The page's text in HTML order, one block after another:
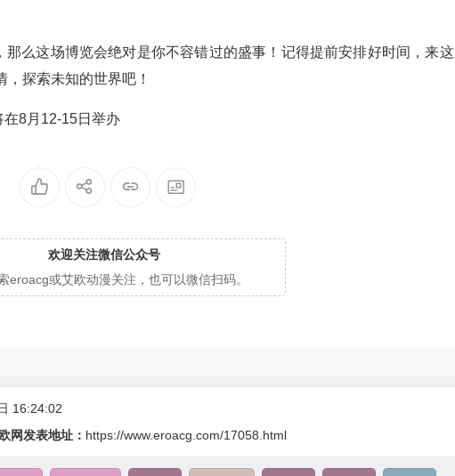
么这场博览会绝对是你不容错过的盛事！记得提前安排好时间，来这
探索未知的世界吧！
欢迎关注微信公众号
eroacg或艾欧动漫关注，也可以微信扫码。
16:24:02
网发表地址： https://www.eroacg.com/17058.html